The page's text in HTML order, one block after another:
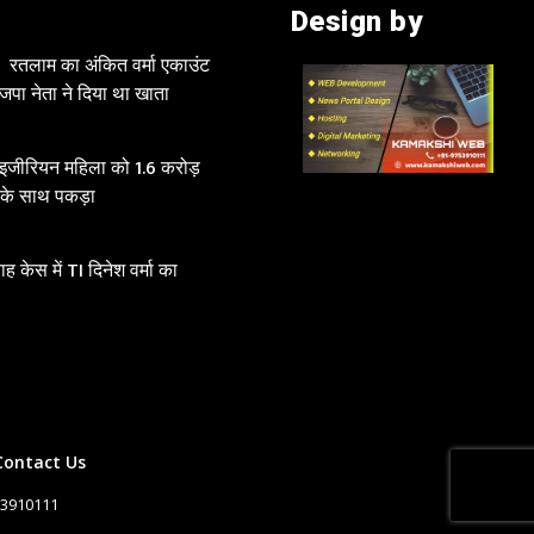
का अंकित वर्मा एकाउंट
नेता ने दिया था खाता
महिला को 1.6 करोड़
साथ पकड़ा
केस में TI दिनेश वर्मा का
Design by
Us